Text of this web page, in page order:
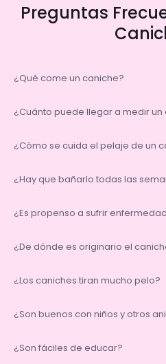
Preguntas
¿Qué come un caniche?
¿Cuánto puede llegar a medir un
¿Cómo se cuida el pelaje de un
¿Hay que bañarlo todas las
¿Es propenso a sufrir
¿De dónde es originario el
¿Los caniches tiran mucho pelo?
¿Son buenos con niños y otros
¿Son fáciles de educar?